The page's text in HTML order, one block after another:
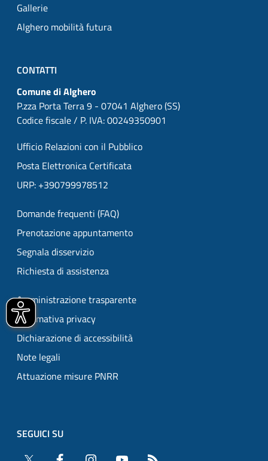
Gallerie
Alghero mobilità futura
CONTATTI
Comune di Alghero
P.zza Porta Terra 9 - 07041 Alghero (SS)
Codice fiscale / P. IVA: 00249350901
Ufficio Relazioni con il Pubblico
Posta Elettronica Certificata
URP: +390799978512
Domande frequenti (FAQ)
Prenotazione appuntamento
Segnala disservizio
Richiesta di assistenza
Amministrazione trasparente
Informativa privacy
Dichiarazione di accessibilità
Note legali
Attuazione misure PNRR
SEGUICI SU